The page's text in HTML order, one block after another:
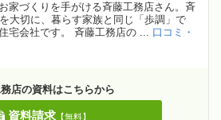
家づくりを手がける斉藤工務店さん。斉
大切に、暮らす家族と同じ「歩調」で
宅会社です。 斉藤工務店の ... 口コミ・
店の資料はこちらから
資料請求【無料】